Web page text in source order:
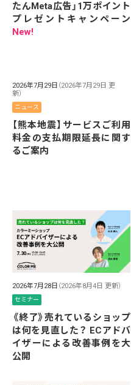
たんMeta広告」1万ポイント
プレゼントキャンペーン
New!
2026年7月29日 （2026年7月29日 更
新）
ニュース
【熊本地震】サービスご利用
料金の支払期限延長に関す
るご案内
2026年7月28日 （2026年8月4日 更新）
セミナー
《終了》売れているショップ
は何を見直した？ ECアドバ
イザーによる改善事例を大
公開